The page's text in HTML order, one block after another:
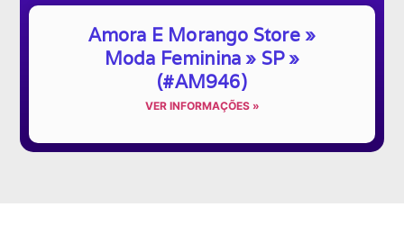
Amora E Morango Store »
Moda Feminina » SP »
(#AM946)
VER INFORMAÇÕES »